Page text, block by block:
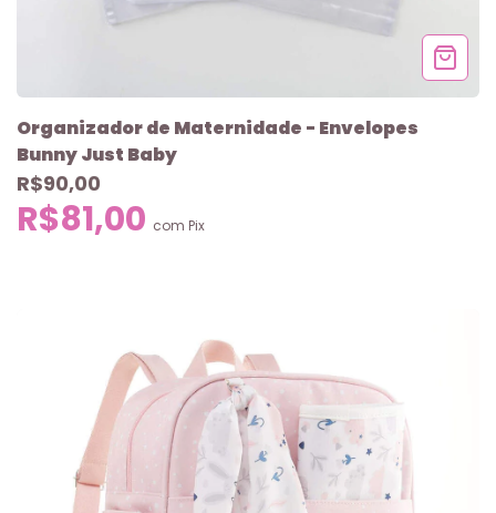
Organizador de Maternidade - Envelopes
Bunny Just Baby
R$90,00
R$81,00 com Pix